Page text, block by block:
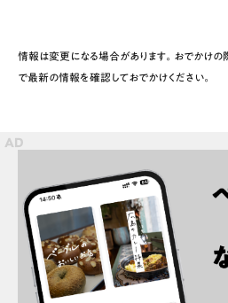
Special
ペコマガとは
スポット情報
情報は変更になる場合があります。おでかけの
で最新の情報を確認しておでかけください。